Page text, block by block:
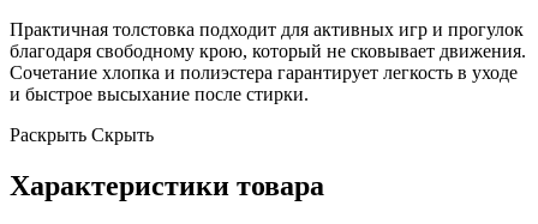
Практичная толстовка подходит для активных игр и прогулок
благодаря свободному крою, который не сковывает движения.
Сочетание хлопка и полиэстера гарантирует легкость в уходе
и быстрое высыхание после стирки.
Раскрыть Скрыть
Характеристики товара